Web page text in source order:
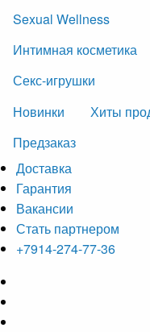
Sexual Wellness
Интимная косметика
Секс-игрушки
Новинки
Хиты
Предзаказ
Доставка
Гарантия
Вакансии
Стать партнером
+7914-274-77-36